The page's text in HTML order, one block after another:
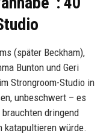
(später Beckham),
Bunton und Geri
Strongroom-Studio in
unbeschwert – es
dringend
katapultieren würde.